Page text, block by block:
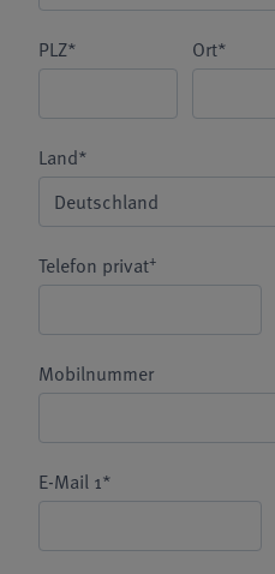
PLZ* Ort*
Land*
Telefon privat+
Mobilnummer
E-Mail 1*